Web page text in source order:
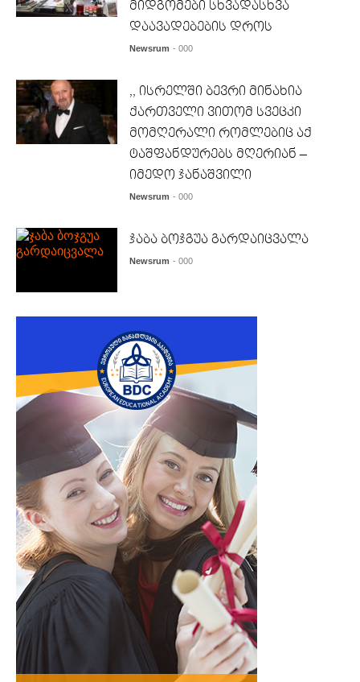
მიდგომები სხვადასხვა
დაავადებების დროს
Newsrum - 000
,, ისრელში ბევრი მინახია
ქართველი ვითომ სვეცკი
მომღერალი რომლებიც აქ
ტაშფანდურებს მღერიან –
იმედო ჯანაშვილი
Newsrum - 000
ჯაბა ბოჯგუა გარდაიცვალა
Newsrum - 000